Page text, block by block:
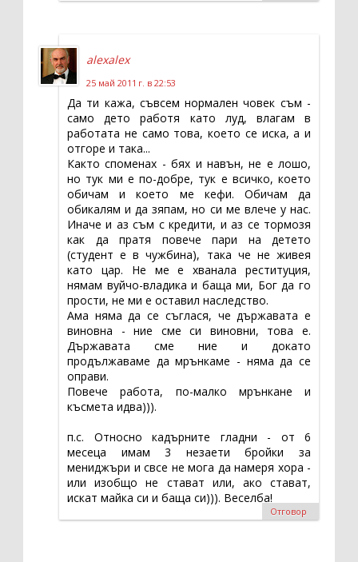
alexalex
25 май 2011 г. в 22:53
Да ти кажа, съвсем нормален човек съм -
само дето работя като луд, влагам в
работата не само това, което се иска, а и
отгоре и така...
Както споменах - бях и навън, не е лошо,
но тук ми е по-добре, тук е всичко, което
обичам и което ме кефи. Обичам да
обикалям и да зяпам, но си ме влече у нас.
Иначе и аз съм с кредити, и аз се тормозя
как да пратя повече пари на детето
(студент е в чужбина), така че не живея
като цар. Не ме е хванала реституция,
нямам вуйчо-владика и баща ми, Бог да го
прости, не ми е оставил наследство.
Ама няма да се съглася, че държавата е
виновна - ние сме си виновни, това е.
Държавата сме ние и докато
продължаваме да мрънкаме - няма да се
оправи.
Повече работа, по-малко мрънкане и
късмета идва))).
п.с. Относно кадърните гладни - от 6
месеца имам 3 незаети бройки за
мениджъри и свсе не мога да намеря хора -
или изобщо не стават или, ако стават,
искат майка си и баща си))). Веселба!
Отговор